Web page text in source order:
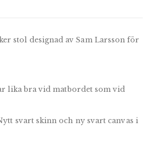
stol designad av Sam Larsson för
lika bra vid matbordet som vid
svart skinn och ny svart canvas i